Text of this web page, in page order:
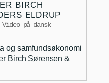
BIRCH
ELDRUP
Video på dansk
og samfundsøkonomi
Birch Sørensen &